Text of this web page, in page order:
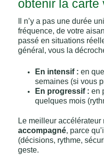
obtenir la carte
Il n’y a pas une durée
fréquence, de votre
passé en situations
général, vous la
En intensif : en
semaines (si vous
En progressif : en
quelques mois
Le meilleur accélérateur
accompagné, parce
(décisions, rythme,
geste.